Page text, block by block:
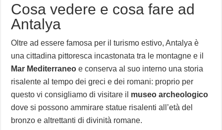
Cosa vedere e cosa fare ad
Antalya
Oltre ad essere famosa per il turismo estivo, Antalya è
una cittadina pittoresca incastonata tra le montagne e il
Mar Mediterraneo e conserva al suo interno una storia
risalente al tempo dei greci e dei romani: proprio per
questo vi consigliamo di visitare il museo archeologico
dove si possono ammirare statue risalenti all’età del
bronzo e altrettanti di divinità romane.